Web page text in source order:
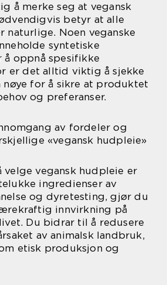
å merke seg at vegansk
betyr at alle
naturlige. Noen veganske
syntetiske
å oppnå spesifikke
er det alltid viktig å sjekke
nøye for å sikre at produktet
og preferanser.
av fordeler og
«vegansk hudpleie»
velge vegansk hudpleie er
ingredienser av
og dyretesting, gjør du
innvirkning på
Du bidrar til å redusere
av animalsk landbruk,
etisk produksjon og